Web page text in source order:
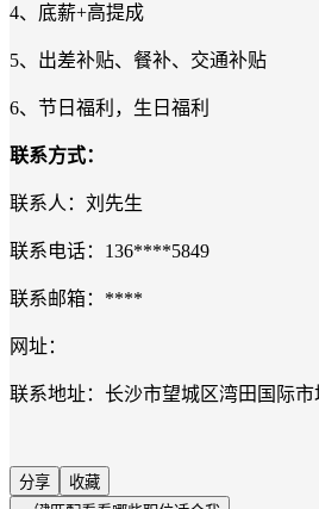
4、底薪+高提成
5、出差补贴、餐补、交通补贴
6、节日福利，生日福利
联系方式：
联系人： 刘先生
联系电话： 136****5849
联系邮箱： ****
网址：
联系地址： 长沙市望城区湾田国际市
分享
收藏